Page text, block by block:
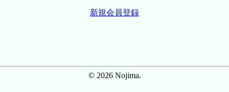
新規会員登録
© 2026 Nojima.